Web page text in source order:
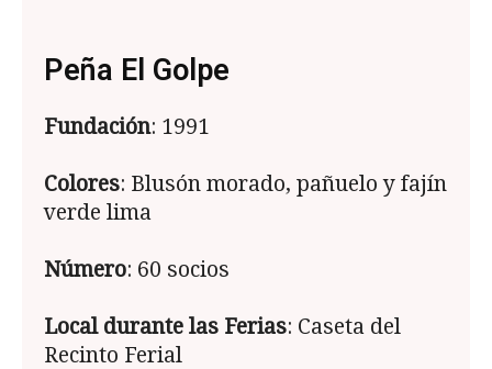
Peña El Golpe
Fundación: 1991
Colores: Blusón morado, pañuelo y fajín
verde lima
Número: 60 socios
Local durante las Ferias: Caseta del
Recinto Ferial